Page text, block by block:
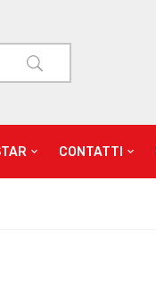
CONTATTI